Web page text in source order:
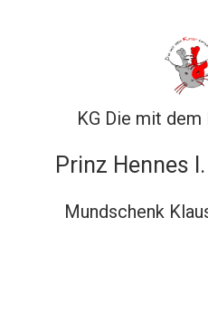
KG Die mit
Prinz Hennes
Mundschenk